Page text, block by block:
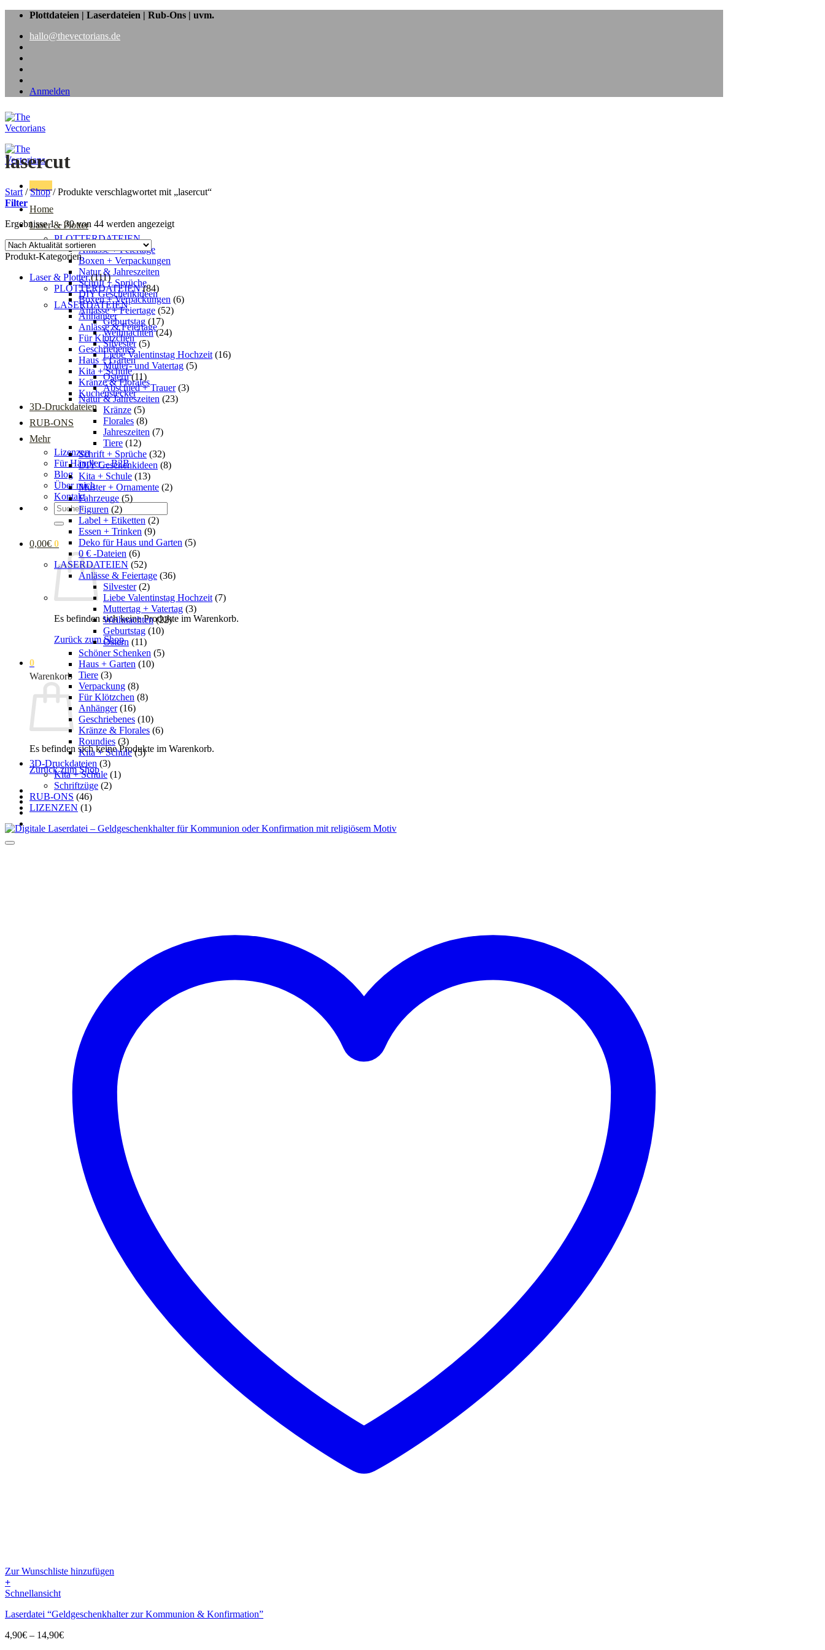
Zum
springen
Plottdateien | Laserdateien | Rub-Ons | uvm.
hallo@thevectorians.de
Anmelden
Home
Laser & Plotter
PLOTTERDATEIEN
Anlässe + Feiertage
Boxen + Verpackungen
Natur & Jahreszeiten
Schrift + Sprüche
DIY Geschenkideen
LASERDATEIEN
Anhänger
Anlässe & Feiertage
Für Klötzchen
Geschriebenes
Haus + Garten
Kita + Schule
Kränze & Florales
Kuchenstecker
3D-Druckdateien
RUB-ONS
Mehr
Lizenzen
Für Händler – B2B
Blog
Über mich
Kontakt
Suchen
nach:
0,00€ 0
Es befinden sich keine Produkte im Warenkorb.
Zurück zum Shop
0
Warenkorb
Es befinden sich keine Produkte im Warenkorb.
Zurück zum Shop
lasercut
Start / Shop /Produkte verschlagwortet mit „lasercut“
Filter
Ergebnisse 1 – 30 von 44 werden angezeigtNach
Produkt-Kategorien
Laser & Plotter (111)
PLOTTERDATEIEN (84)
Boxen + Verpackungen (6)
Anlässe + Feiertage (52)
Geburtstag (17)
Weihnachten (24)
Silvester (5)
Liebe Valentinstag Hochzeit (16)
Mutter- und Vatertag (5)
Ostern (11)
Abschied + Trauer (3)
Natur & Jahreszeiten (23)
Kränze (5)
Florales (8)
Jahreszeiten (7)
Tiere (12)
Schrift + Sprüche (32)
DIY Geschenkideen (8)
Kita + Schule (13)
Muster + Ornamente (2)
Fahrzeuge (5)
Figuren (2)
Label + Etiketten (2)
Essen + Trinken (9)
Deko für Haus und Garten (5)
0 € -Dateien (6)
LASERDATEIEN (52)
Anlässe & Feiertage (36)
Silvester (2)
Liebe Valentinstag Hochzeit (7)
Muttertag + Vatertag (3)
Weihnachten (22)
Geburtstag (10)
Ostern (11)
Schöner Schenken (5)
Haus + Garten (10)
Tiere (3)
Verpackung (8)
Für Klötzchen (8)
Anhänger (16)
Geschriebenes (10)
Kränze & Florales (6)
Roundies (3)
Kita + Schule (5)
3D-Druckdateien (3)
Kita + Schule (1)
Schriftzüge (2)
RUB-ONS (46)
LIZENZEN (1)
Zur Wunschliste hinzufügen
+
Dieses
weist
Varianten
Schnellansicht
Laserdatei “Geldgeschenkhalter zur Kommunion & Konfirmation”
4,90€ – 14,90€Preisspanne: